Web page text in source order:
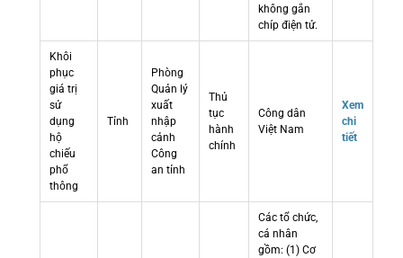
không gắn
chíp điện tử.
Khôi
phục
giá trị
sử
dụng
hộ
chiếu
phổ
thông
Tỉnh
Phòng
Quản lý
xuất
nhập
cảnh
Công
an tỉnh
Thủ
tục
hành
chính
Công dân
Việt Nam
Xem
chi
tiết
Các tổ chức,
cá nhân
gồm: (1) Cơ